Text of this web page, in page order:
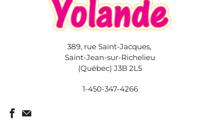
389, rue Saint-Jacques,
Saint-Jean-sur-Richelieu
(Québec) J3B 2L5
1-450-347-4266